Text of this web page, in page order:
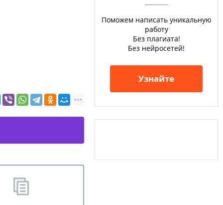
Поможем написать уникальную
работу
Без плагиата!
Без нейросетей!
Узнайте